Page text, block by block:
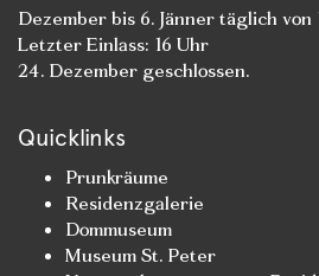
Dezember bis 6. Jänner täglich von
Letzter Einlass: 16 Uhr
24. Dezember geschlossen.
Quicklinks
Prunkräume
Residenzgalerie
Dommuseum
Museum St. Peter